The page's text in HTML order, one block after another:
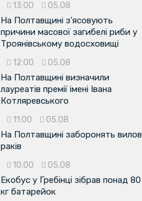
13:00 05.08
На Полтавщині з'ясовують
причини масової загибелі риби у
Троянівському водосховищі
12:00 05.08
На Полтавщині визначили
лауреатів премії імені Івана
Котляревського
11:00 05.08
На Полтавщині заборонять вилов
раків
10:00 05.08
Екобус у Гребінці зібрав понад 80
кг батарейок